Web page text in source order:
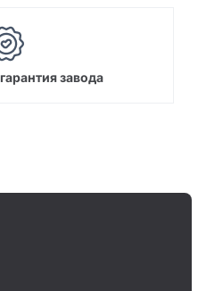
завода